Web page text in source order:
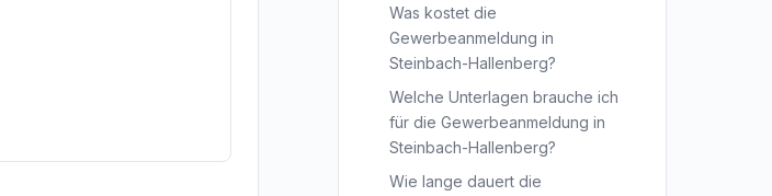
Was kostet die
Gewerbeanmeldung in
Steinbach-Hallenberg?
Welche Unterlagen brauche ich
für die Gewerbeanmeldung in
Steinbach-Hallenberg?
Wie lange dauert die